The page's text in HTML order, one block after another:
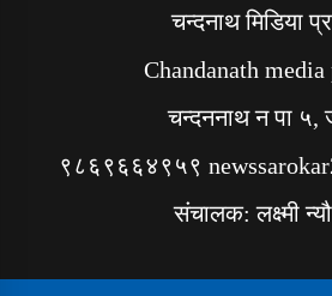
चन्दनाथ मिडिया
Chandanath
चन्दननाथ न पा ५,
९८६९६६४९५९
संचालक: लक्ष्मी